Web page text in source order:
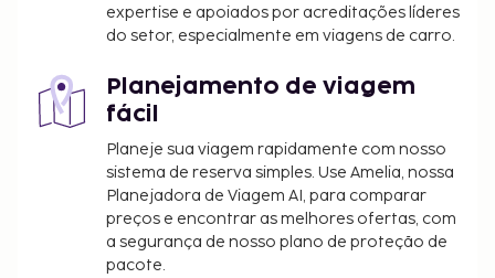
deverão estar presentes durante o registo de
entrada e exibir o respetivo documento de
Devido às regulamentações nacionais, as
transações em numerário neste alojamento
não poderão exceder 5000 EUR. Para mais
informações, contacte o alojamento através
dos dados que constam na confirmação de
reserva.
expertise e apoiados por acreditações líderes
do setor, especialmente em viagens de carro.
Planejamento de viagem
fácil
Planeje sua viagem rapidamente com nosso
sistema de reserva simples. Use Amelia, nossa
Planejadora de Viagem AI, para comparar
preços e encontrar as melhores ofertas, com
a segurança de nosso plano de proteção de
pacote.